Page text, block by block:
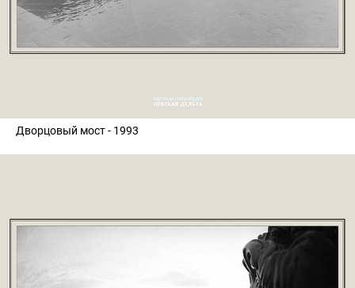
Дворцовый мост - 1993